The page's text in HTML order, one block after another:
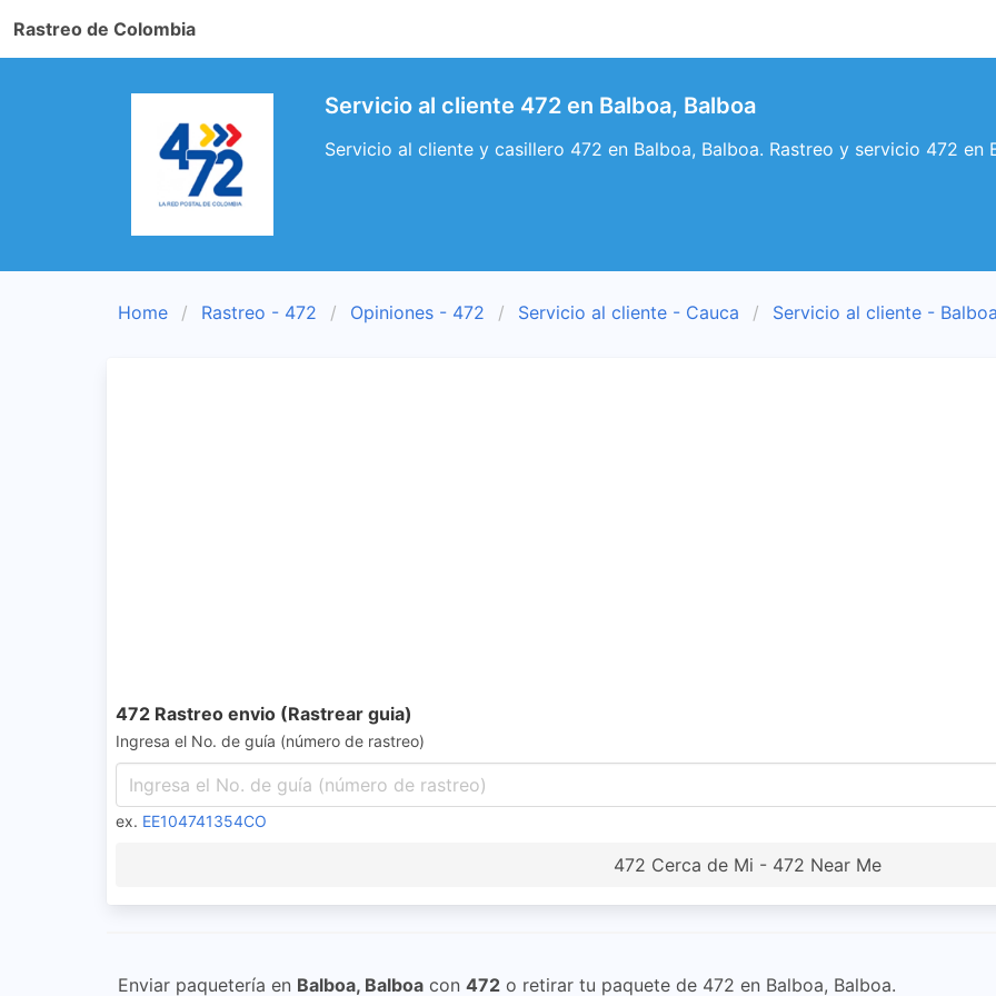
Rastreo de Colombia
Servicio al cliente 472 en Balboa, Balboa
Servicio al cliente y casillero 472 en Balboa, Balboa. Rastreo y servicio 472 en
Home Rastreo - 472 Opiniones - 472 Servicio al cliente - Cauca Servicio al cliente -
472 Rastreo envio (Rastrear guia)
Ingresa el No. de guía (número de rastreo)
ex. EE104741354CO
472 Cerca de Mi - 472 Near Me
Enviar paquetería en Balboa, Balboa con 472 o retirar tu paquete de 472 en Balboa, Balboa.